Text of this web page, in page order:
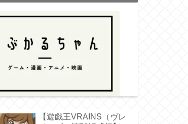
【遊戯王VRAINS（ヴレ